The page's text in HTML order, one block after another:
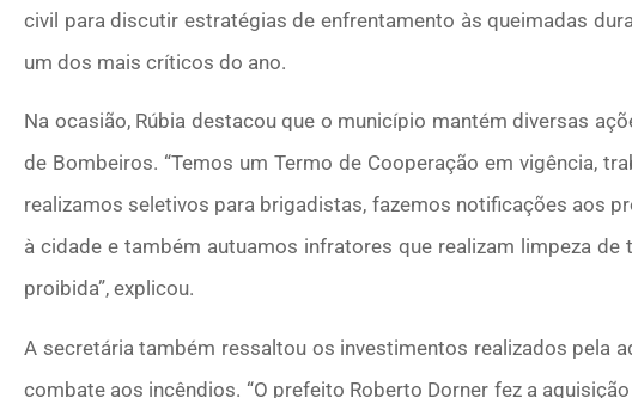
civil para discutir estratégias de enfrentamento às queimadas
um dos mais críticos do ano.
Na ocasião, Rúbia destacou que o município mantém diversas
de Bombeiros. “Temos um Termo de Cooperação em vigência,
realizamos seletivos para brigadistas, fazemos notificações aos
à cidade e também autuamos infratores que realizam limpeza
proibida”, explicou.
A secretária também ressaltou os investimentos realizados pela
combate aos incêndios. “O prefeito Roberto Dorner fez a